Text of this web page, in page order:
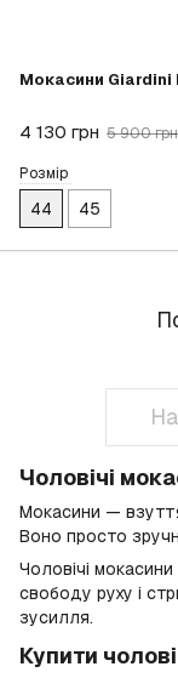
Мокасини Giardini
4 130 грн 5 900 грн
Розмір
44 45
Чоловічі
Мокасини —
Воно просто
Чоловічі
свободу руху і
зусилля.
Купити